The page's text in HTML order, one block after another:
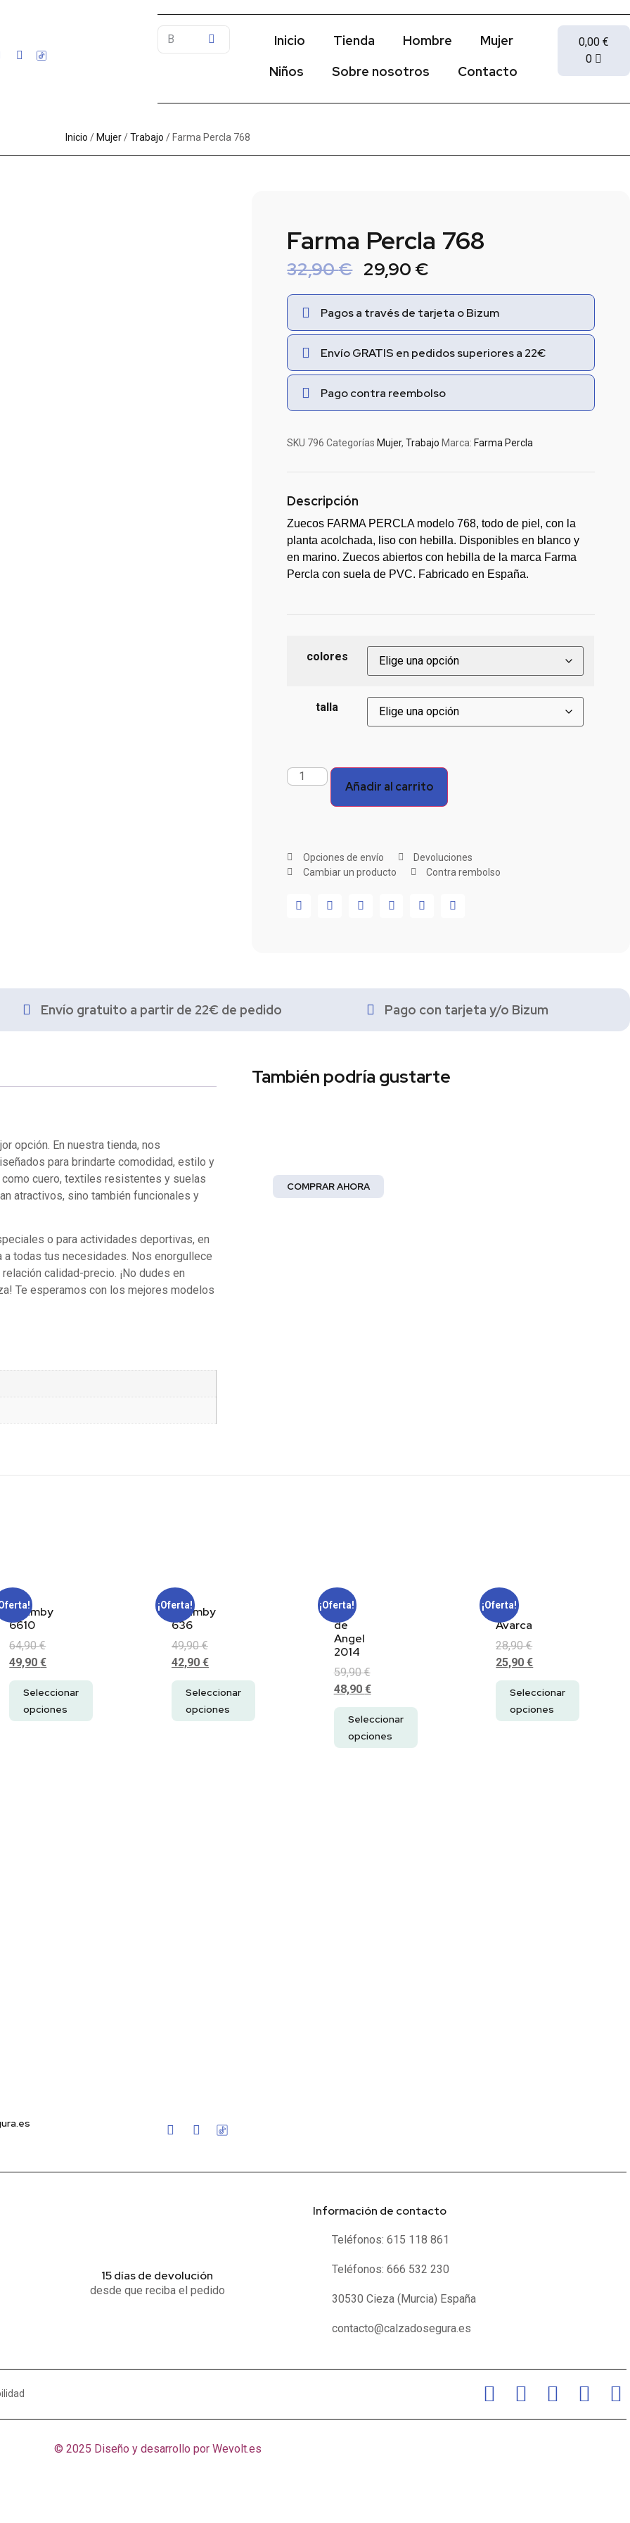
Inicio Tienda Hombre
Mujer
Niños
Sobre nosotros Contacto
0,00€
0
Inicio / Mujer/Trabajo / Farma Percla 768
Farma Percla 768
32,90€ 29,90 €
Pagos a través de tarjeta o Bizum
Envío GRATIS en pedidos superiores a 22€
Pago contra reembolso
SKU 796Categorías Mujer,Trabajo Marca: Farma Percla
Descripción
Zuecos FARMA PERCLA modelo 768, todo de piel, con la
planta acolchada, liso con hebilla. Disponibles en blanco y
en marino. Zuecos abiertos con hebilla de la marca Farma
Percla con suela de PVC. Fabricado en España.
colores
talla
Añadir al carrito
Opciones de envío
Devoluciones
Cambiar un producto
Contra rembolso
Envío gratuito a partir de 22€ de pedido Pago con tarjeta y/o Bizum
opción. En nuestra tienda, nos
para brindarte comodidad, estilo y
cuero, textiles resistentes y suelas
atractivos, sino también funcionales y
o para actividades deportivas, en
a todas tus necesidades. Nos enorgullece
calidad-precio. ¡No dudes en
Te esperamos con los mejores modelos
También podría gustarte
COMPRAR AHORA
Chamby
6610
64,90€
49,90€
Seleccionar
opciones
¡Oferta!
Chamby
636
49,90€
42,90 €
Seleccionar
opciones
¡Oferta!
Pie
de
Angel
2014
59,90€
48,90 €
Seleccionar
opciones
¡Oferta!
211
Avarca
28,90€
25,90€
Seleccionar
opciones
15 días de devolución
desde que reciba el pedido
Información de contacto
Teléfonos: 615 118 861
Teléfonos: 666 532 230
30530 Cieza (Murcia) España
contacto@calzadosegura.es
© 2025 Diseño y desarrollo por Wevolt.es